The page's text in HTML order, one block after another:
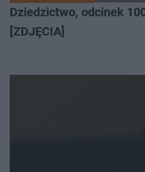
Dziedzictwo, odcinek
[ZDJĘCIA]